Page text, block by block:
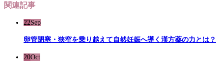
関連記事
22Sep
卵管閉塞・狭窄を乗り越えて自然妊娠へ導く漢方薬の力とは？
20Oct